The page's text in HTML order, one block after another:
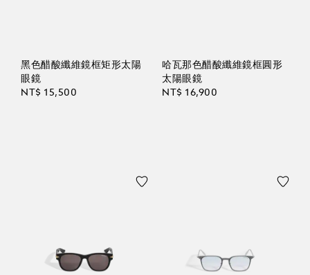
黑色醋酸纖維鏡框矩形太陽
眼鏡
NT$ 15,500
哈瓦那色醋酸纖維鏡框圓形
太陽眼鏡
NT$ 16,900